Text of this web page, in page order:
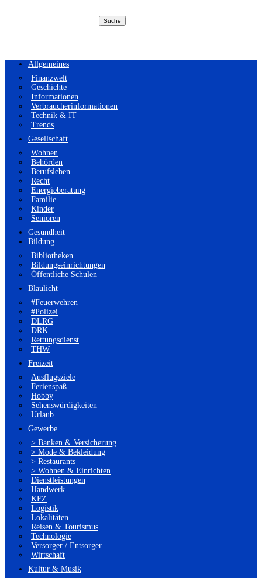
Allgemeines
Finanzwelt
Geschichte
Informationen
Verbraucherinformationen
Technik & IT
Trends
Gesellschaft
Wohnen
Behörden
Berufsleben
Recht
Energieberatung
Familie
Kinder
Senioren
Gesundheit
Bildung
Bibliotheken
Bildungseinrichtungen
Öffentliche Schulen
Blaulicht
#Feuerwehren
#Polizei
DLRG
DRK
Rettungsdienst
THW
Freizeit
Ausflugsziele
Ferienspaß
Hobby
Sehenswürdigkeiten
Urlaub
Gewerbe
> Banken & Versicherung
> Mode & Bekleidung
> Restaurants
> Wohnen & Einrichten
Dienstleistungen
Handwerk
KFZ
Logistik
Lokalitäten
Reisen & Tourismus
Technologie
Versorger / Entsorger
Wirtschaft
Kultur & Musik